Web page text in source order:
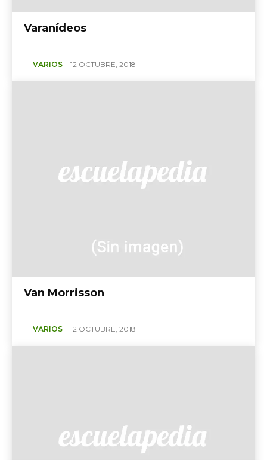
Varanídeos
VARIOS 12 OCTUBRE, 2018
Van Morrisson
VARIOS 12 OCTUBRE, 2018